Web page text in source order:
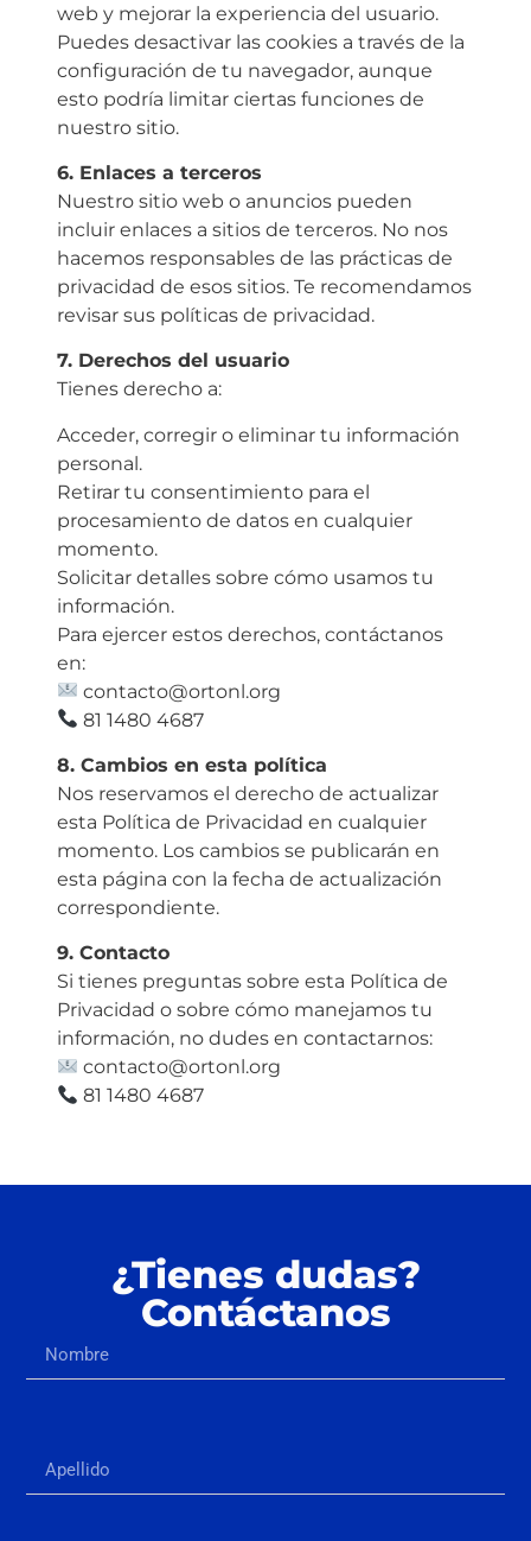
web y mejorar la experiencia del usuario.
Puedes desactivar las cookies a través de la
configuración de tu navegador, aunque
esto podría limitar ciertas funciones de
nuestro sitio.
6.⁠ ⁠Enlaces a terceros
Nuestro sitio web o anuncios pueden
incluir enlaces a sitios de terceros. No nos
hacemos responsables de las prácticas de
privacidad de esos sitios. Te recomendamos
revisar sus políticas de privacidad.
7.⁠ ⁠Derechos del usuario
Tienes derecho a:
Acceder, corregir o eliminar tu información
personal.
Retirar tu consentimiento para el
procesamiento de datos en cualquier
momento.
Solicitar detalles sobre cómo usamos tu
información.
Para ejercer estos derechos, contáctanos
en:
contacto@ortonl.org
81 1480 4687
8.⁠ ⁠Cambios en esta política
Nos reservamos el derecho de actualizar
esta Política de Privacidad en cualquier
momento. Los cambios se publicarán en
esta página con la fecha de actualización
correspondiente.
9.⁠ ⁠Contacto
Si tienes preguntas sobre esta Política de
Privacidad o sobre cómo manejamos tu
información, no dudes en contactarnos:
contacto@ortonl.org
81 1480 4687
¿Tienes dudas?
Contáctanos